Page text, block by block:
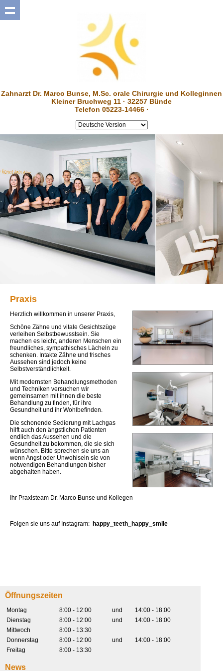
Zahnarzt Dr. Marco Bunse, M.Sc. orale Chirurgie und Kolleginnen
Kleiner Bruchweg 11 · 32257 Bünde
Telefon 05223-14466 ·
Praxis
Herzlich willkommen in unserer Praxis,
Schöne Zähne und vitale Gesichtszüge
verleihen Selbstbewusstsein. Sie
machen es leicht, anderen Menschen ein
freundliches, sympathisches Lächeln zu
schenken. Intakte Zähne und frisches
Aussehen sind jedoch keine
Selbstverständlichkeit.
Mit modernsten Behandlungsmethoden
und Techniken versuchen wir
gemeinsamen mit ihnen die beste
Behandlung zu finden, für ihre
Gesundheit und ihr Wohlbefinden.
Die schonende Sedierung mit Lachgas
hilft auch den ängstlichen Patienten
endlich das Aussehen und die
Gesundheit zu bekommen, die sie sich
wünschen. Bitte sprechen sie uns an
wenn Angst oder Unwohlsein sie von
notwendigen Behandlungen bisher
abgehalten haben.
Ihr Praxisteam Dr. Marco Bunse und Kollegen
Folgen sie uns auf Instagram: happy_teeth_happy_smile
Öffnungszeiten
Montag 8:00 - 12:00 und
14:00 - 18:00
Dienstag
8:00 - 12:00 und
14:00 - 18:00
Mittwoch
8:00 - 13:30
Donnerstag
8:00 - 12:00 und
14:00 - 18:00
Freitag
8:00 - 13:30
News